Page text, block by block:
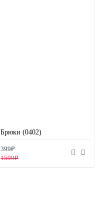
Брюки (0402)
399₽
1599₽